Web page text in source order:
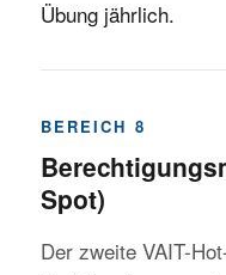
Übung jährlich.
BEREICH 8
Spot)
Der zweite VAIT-